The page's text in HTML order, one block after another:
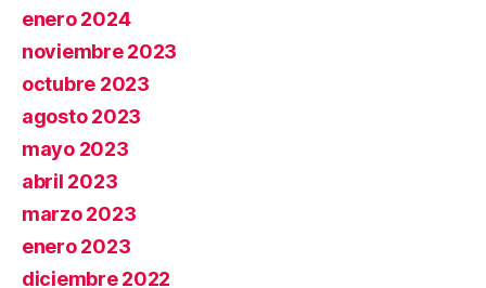
enero 2024
noviembre 2023
octubre 2023
agosto 2023
mayo 2023
abril 2023
marzo 2023
enero 2023
diciembre 2022